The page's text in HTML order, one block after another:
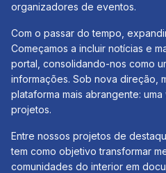
organizadores de eventos.
Com o passar do tempo,
Começamos a incluir notícias e
portal, consolidando-nos como
informações. Sob nova direção,
plataforma mais abrangente:
projetos.
Entre nossos projetos de
tem como objetivo transformar
comunidades do interior em